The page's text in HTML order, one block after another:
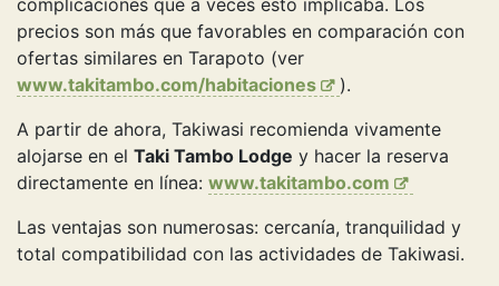
complicaciones que a veces esto implicaba. Los
precios son más que favorables en comparación con
ofertas similares en Tarapoto (ver
www.takitambo.com/habitaciones
).
A partir de ahora, Takiwasi recomienda vivamente
alojarse en el Taki Tambo Lodge y hacer la reserva
directamente en línea: www.takitambo.com
Las ventajas son numerosas: cercanía, tranquilidad y
total compatibilidad con las actividades de Takiwasi.